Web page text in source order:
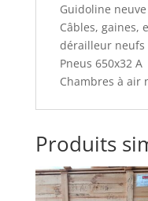
Guidoline neuve
Câbles, gaines,
dérailleur neufs
Pneus 650x32 A
Chambres à air
Produits